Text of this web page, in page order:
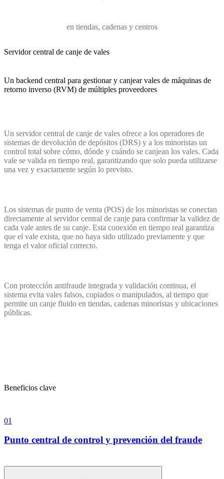
en tiendas, cadenas y centros
Servidor central de canje de vales
Un backend central para gestionar y canjear vales de máquinas de
retorno inverso (RVM) de múltiples proveedores
Un servidor central de canje de vales ofrece a los operadores de
sistemas de devolución de depósitos (DRS) y a los minoristas un
control total sobre cómo, dónde y cuándo se canjean los vales. Cada
vale se valida en tiempo real, garantizando que solo pueda utilizarse
una vez y exactamente según lo previsto.
Los sistemas de punto de venta (POS) de los minoristas se conectan
directamente al servidor central de canje para confirmar la validez de
cada vale antes de su canje. Esta conexión en tiempo real garantiza
que el vale exista, que no haya sido utilizado previamente y que
tenga el valor oficial correcto.
Con protección antifraude integrada y validación continua, el
sistema evita vales falsos, copiados o manipulados, al tiempo que
permite un canje fluido en tiendas, cadenas minoristas y ubicaciones
públicas.
Beneficios clave
01
Punto central de control y prevención del fraude